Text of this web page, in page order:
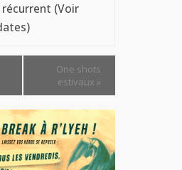
(Voir
One shots
estivaux »